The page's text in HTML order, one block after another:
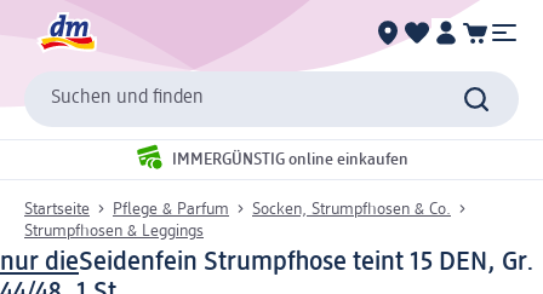
Suchen und finden
IMMERGÜNSTIG online einkaufen
Startseite Pflege & Parfum
Socken, Strumpfhosen & Co.
Strumpfhosen & Leggings
nur dieSeidenfein Strumpfhose teint 15 DEN, Gr.